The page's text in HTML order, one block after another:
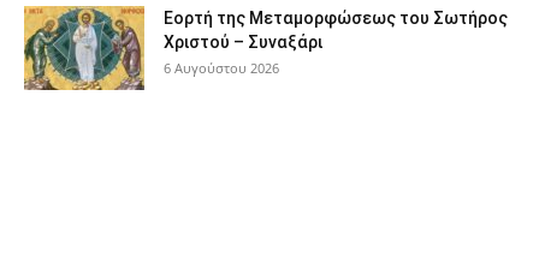
Εορτή της Μεταμορφώσεως του Σωτήρος
Χριστού – Συναξάρι
6 Αυγούστου 2026